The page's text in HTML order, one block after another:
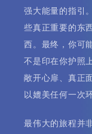
强大能量的指引
些真正重要的东
西。最终，你可
不是印在你护照
敞开心扉、真正
以媲美任何一次
最伟大的旅程并